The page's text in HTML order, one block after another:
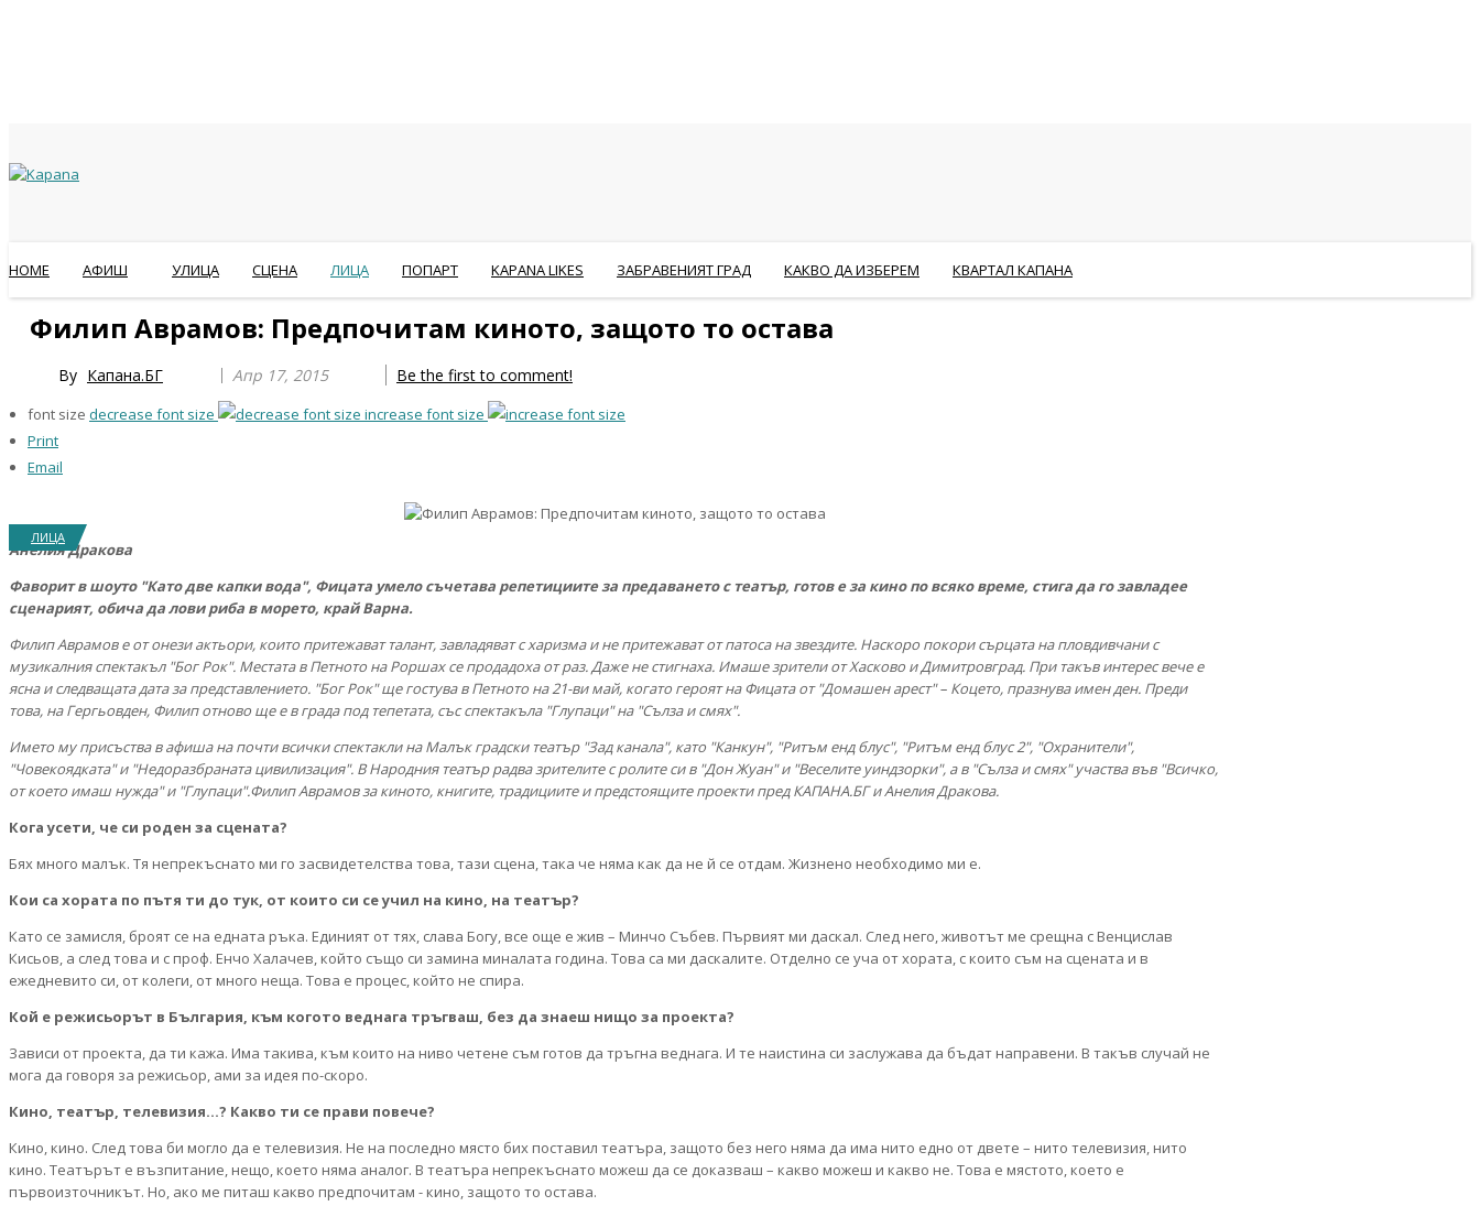
HOME АФИШ УЛИЦА СЦЕНА ЛИЦА ПОПАРТ KAPANA LIKES ЗАБРАВЕНИЯТ ГРАД КАКВО ДА ИЗБЕРЕМ КВАРТАЛ КАПАНА
Филип Аврамов: Предпочитам киното, защото то остава
By Капана.БГ Апр 17, 2015 Be the first to comment!
font size decrease font size
increase font size
Print
Email
ЛИЦА
Анелия Дракова
Фаворит в шоуто "Като две капки вода", Фицата умело съчетава репетициите за предаването с театър, готов е за кино по всяко време, стига да го завладее
сценарият, обича да лови риба в морето, край Варна.
Филип Аврамов е от онези актьори, които притежават талант, завладяват с харизма и не притежават от патоса на звездите. Наскоро покори сърцата на пловдивчани с
музикалния спектакъл "Бог Рок". Местата в Петното на Роршах се продадоха от раз. Даже не стигнаха. Имаше зрители от Хасково и Димитровград. При такъв интерес вече е
ясна и следващата дата за представлението. "Бог Рок" ще гостува в Петното на 21-ви май, когато героят на Фицата от "Домашен арест" – Коцето, празнува имен ден. Преди
това, на Гергьовден, Филип отново ще е в града под тепетата, със спектакъла "Глупаци" на "Сълза и смях".
Името му присъства в афиша на почти всички спектакли на Малък градски театър "Зад канала", като "Канкун", "Ритъм енд блус", "Ритъм енд блус 2", "Охранители",
"Човекоядката" и "Недоразбраната цивилизация". В Народния театър радва зрителите с ролите си в "Дон Жуан" и "Веселите уиндзорки", а в "Сълза и смях" участва във "Всичко,
от което имаш нужда" и "Глупаци".Филип Аврамов за киното, книгите, традициите и предстоящите проекти пред КАПАНА.БГ и Анелия Дракова.
Кога усети, че си роден за сцената?
Бях много малък. Тя непрекъснато ми го засвидетелства това, тази сцена, така че няма как да не й се отдам. Жизнено необходимо ми е.
Кои са хората по пътя ти до тук, от които си се учил на кино, на театър?
Като се замисля, броят се на едната ръка. Единият от тях, слава Богу, все още е жив – Минчо Събев. Първият ми даскал. След него, животът ме срещна с Венцислав
Кисьов, а след това и с проф. Енчо Халачев, който също си замина миналата година. Това са ми даскалите. Отделно се уча от хората, с които съм на сцената и в
ежедневито си, от колеги, от много неща. Това е процес, който не спира.
Кой е режисьорът в България, към когото веднага тръгваш, без да знаеш нищо за проекта?
Зависи от проекта, да ти кажа. Има такива, към които на ниво четене съм готов да тръгна веднага. И те наистина си заслужава да бъдат направени. В такъв случай не
мога да говоря за режисьор, ами за идея по-скоро.
Кино, театър, телевизия...? Какво ти се прави повече?
Кино, кино. След това би могло да е телевизия. Не на последно място бих поставил театъра, защото без него няма да има нито едно от двете – нито телевизия, нито
кино. Театърът е възпитание, нещо, което няма аналог. В театъра непрекъснато можеш да се доказваш – какво можеш и какво не. Това е мястото, което е
първоизточникът. Но, ако ме питаш какво предпочитам - кино, защото то остава.
Year
Month
Year
Month